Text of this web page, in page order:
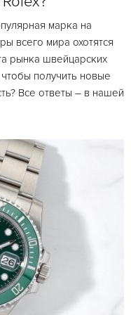
марка на
всего мира охотятся
рынка швейцарских
получить новые
Все ответы – в нашей